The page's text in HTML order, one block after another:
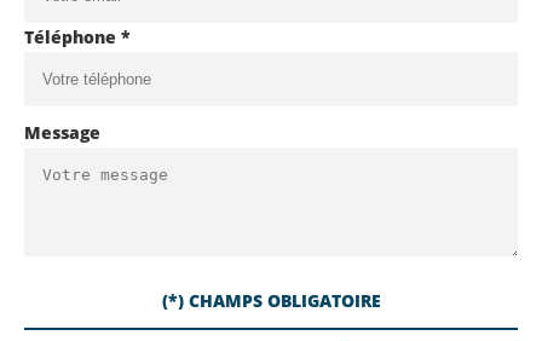
Téléphone *
Message
(*) CHAMPS OBLIGATOIRE